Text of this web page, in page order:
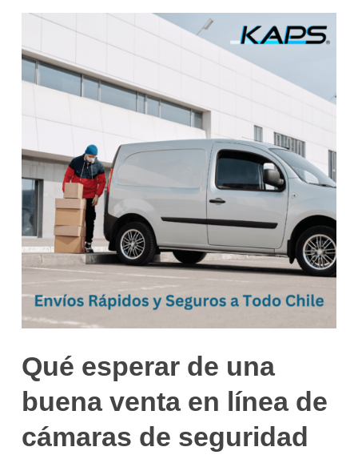
Qué esperar de una
buena venta en línea de
cámaras de seguridad